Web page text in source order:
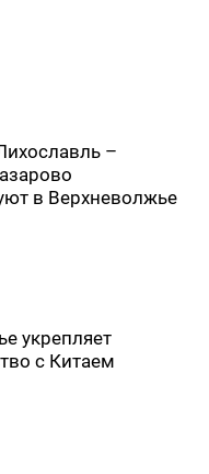
–
в Верхневолжье
укрепляет
с Китаем